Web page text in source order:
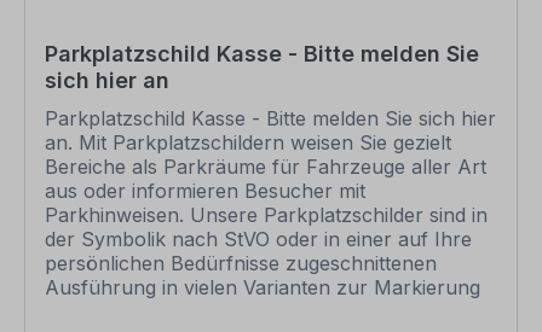
werden. Wünschen Sie einen individuellen Text,
geben Sie diesen in das Eingabefeld auf dieser
Seite ein. Ihr Logo können Sie ebenfalls
hochladen. Nach Ihrer Bestellung setzen wir
Ihre Wünsche um und übermittelt Ihnen eine
Korrekturdatei zur Ansicht. Bitte prüfen Sie die
Inhalte dieser Korrektur auf Fehler und erteilen
uns, sofern alles in Ordnung ist, unbedingt die
Druckfreigabe. Ihr Schild kann erst dann
produziert werden, wenn uns Ihre
Druckfreigabe vorliegt. Schilder mit Text- und
Zeichenänderungen oder nach Ihrer Vorgabe
Parkplatzschild Kasse - Bitte melden Sie
sich hier an
Parkplatzschild Kasse - Bitte melden Sie sich hier
an. Mit Parkplatzschildern weisen Sie gezielt
Bereiche als Parkräume für Fahrzeuge aller Art
aus oder informieren Besucher mit
Parkhinweisen. Unsere Parkplatzschilder sind in
der Symbolik nach StVO oder in einer auf Ihre
persönlichen Bedürfnisse zugeschnittenen
Ausführung in vielen Varianten zur Markierung